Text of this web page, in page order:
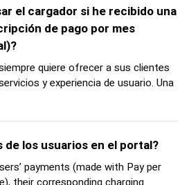
el cargador si he recibido una
de pago por mes
quiere ofrecer a sus clientes
y experiencia de usuario. Una
de los usuarios en el portal?
payments (made with Pay per